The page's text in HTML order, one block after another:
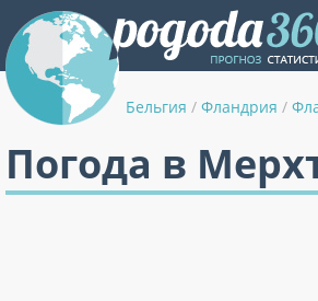
Бельгия / Фландрия /
Погода в